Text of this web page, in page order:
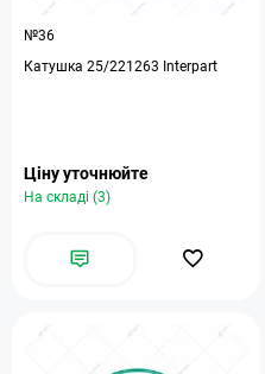
№36
Катушка 25/221263 Interpart
Ціну уточнюйте
На складі (3)